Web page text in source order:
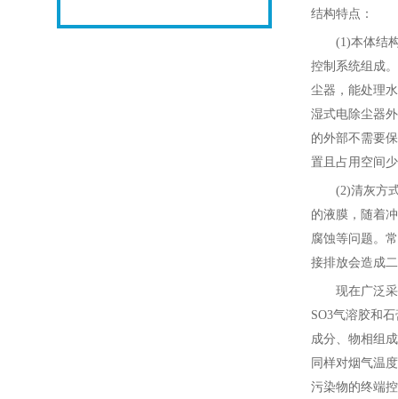
结构特点 ：
(1)本体结
控制系统组成
尘器，能处理
湿式电除尘器
的外部不需要
置且占用空间
(2)清灰方
的液膜，随着
腐蚀等问题。
接排放会造成
现在广泛
SO3气溶胶和
成分、物相组
同样对烟气温
污染物的终端